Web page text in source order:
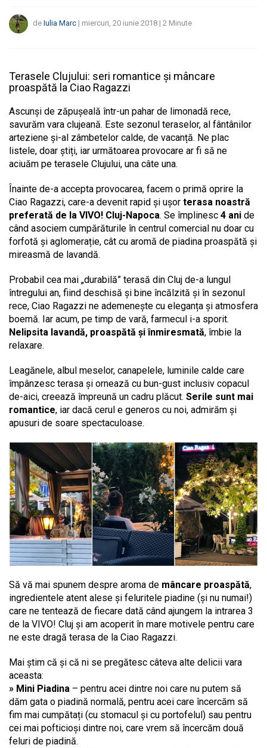
de Iulia Marc | miercuri, 20 iunie 2018 | 2 Minute
Terasele Clujului: seri romantice și mâncare
proaspătă la Ciao Ragazzi
Ascunși de zăpușeală într-un pahar de limonadă rece,
savurăm vara clujeană. Este sezonul teraselor, al fântânilor
arteziene și-al zâmbetelor calde, de vacanță. Ne plac
listele, doar știți, iar următoarea provocare ar fi să ne
aciuăm pe terasele Clujului, una câte una.
Înainte de-a accepta provocarea, facem o primă oprire la
Ciao Ragazzi, care-a devenit rapid și ușor terasa noastră
preferată de la VIVO! Cluj-Napoca. Se împlinesc 4 ani de
când asociem cumpărăturile în centrul comercial nu doar cu
forfotă și aglomerație, cât cu aromă de piadina proaspătă și
mireasmă de lavandă.
Probabil cea mai „durabilă” terasă din Cluj de-a lungul
întregului an, fiind deschisă și bine încălzită și în sezonul
rece, Ciao Ragazzi ne ademenește cu eleganța și atmosfera
boemă. Iar acum, pe timp de vară, farmecul i-a sporit.
Nelipsita lavandă, proaspătă și înmiresmată, îmbie la
relaxare.
Leagănele, albul meselor, canapelele, luminile calde care
împânzesc terasa și ornează cu bun-gust inclusiv copacul
de-aici, creează împreună un cadru plăcut. Serile sunt mai
romantice, iar dacă cerul e generos cu noi, admirăm și
apusuri de soare spectaculoase.
Să vă mai spunem despre aroma de mâncare proaspătă,
ingredientele atent alese și feluritele piadine (și nu numai!)
care ne tentează de fiecare dată când ajungem la intrarea 3
de la VIVO! Cluj și am acoperit în mare motivele pentru care
ne este dragă terasa de la Ciao Ragazzi.
Mai știm că și că ni se pregătesc câteva alte delicii vara
aceasta:
» Mini Piadina – pentru acei dintre noi care nu putem să
dăm gata o piadină normală, pentru acei care încercăm să
fim mai cumpătați (cu stomacul și cu portofelul) sau pentru
cei mai pofticioși dintre noi, care vrem să încercăm două
feluri de piadină.